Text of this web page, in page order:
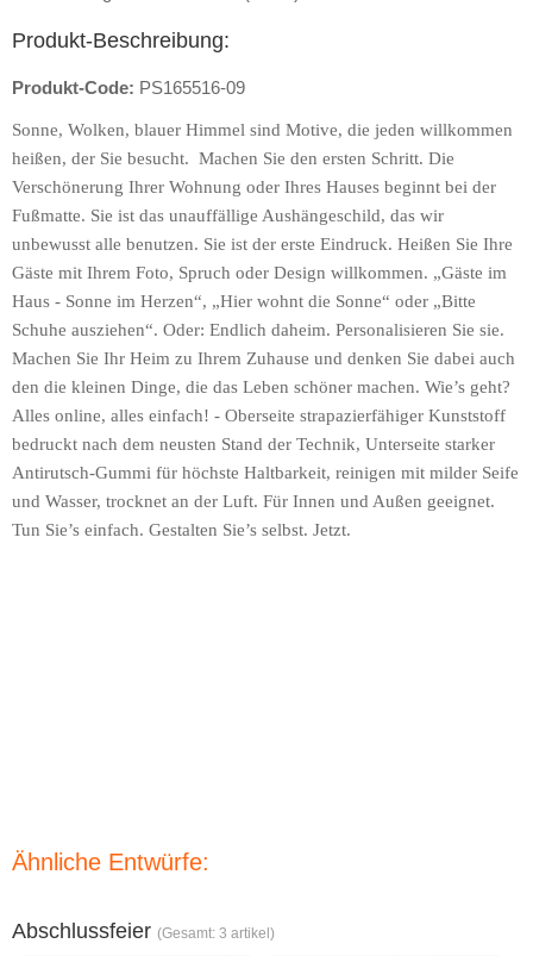
Produkt-Beschreibung:
Produkt-Code: PS165516-09
Sonne, Wolken, blauer Himmel sind Motive, die jeden willkommen
heißen, der Sie besucht. Machen Sie den ersten Schritt. Die
Verschönerung Ihrer Wohnung oder Ihres Hauses beginnt bei der
Fußmatte. Sie ist das unauffällige Aushängeschild, das wir
unbewusst alle benutzen. Sie ist der erste Eindruck. Heißen Sie Ihre
Gäste mit Ihrem Foto, Spruch oder Design willkommen. „Gäste im
Haus - Sonne im Herzen“, „Hier wohnt die Sonne“ oder „Bitte
Schuhe ausziehen“. Oder: Endlich daheim. Personalisieren Sie sie.
Machen Sie Ihr Heim zu Ihrem Zuhause und denken Sie dabei auch
den die kleinen Dinge, die das Leben schöner machen. Wie’s geht?
Alles online, alles einfach! - Oberseite strapazierfähiger Kunststoff
bedruckt nach dem neusten Stand der Technik, Unterseite starker
Antirutsch-Gummi für höchste Haltbarkeit, reinigen mit milder Seife
und Wasser, trocknet an der Luft. Für Innen und Außen geeignet.
Tun Sie’s einfach. Gestalten Sie’s selbst. Jetzt.
Ähnliche Entwürfe:
Abschlussfeier (Gesamt: 3 artikel)